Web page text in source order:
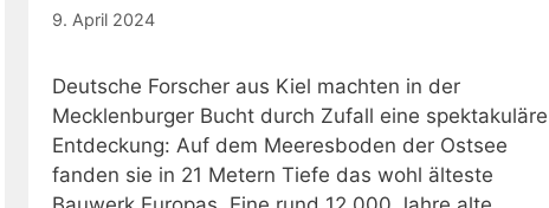
9. April 2024
Deutsche Forscher aus Kiel machten in der
Mecklenburger Bucht durch Zufall eine spektakuläre
Entdeckung: Auf dem Meeresboden der Ostsee
fanden sie in 21 Metern Tiefe das wohl älteste